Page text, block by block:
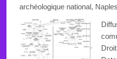
archéologique national, Naples